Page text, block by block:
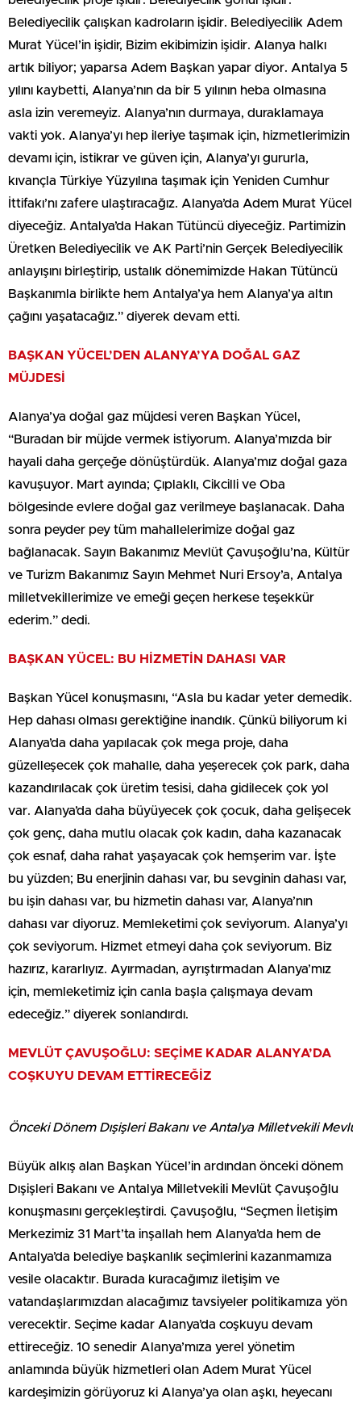
Belediyecilik çalışkan kadroların işidir. Belediyecilik Adem
Murat Yücel’in işidir, Bizim ekibimizin işidir. Alanya halkı
artık biliyor; yaparsa Adem Başkan yapar diyor. Antalya 5
yılını kaybetti, Alanya’nın da bir 5 yılının heba olmasına
asla izin veremeyiz. Alanya’nın durmaya, duraklamaya
vakti yok. Alanya’yı hep ileriye taşımak için, hizmetlerimizin
devamı için, istikrar ve güven için, Alanya’yı gururla,
kıvançla Türkiye Yüzyılına taşımak için Yeniden Cumhur
İttifakı’nı zafere ulaştıracağız. Alanya’da Adem Murat Yücel
diyeceğiz. Antalya’da Hakan Tütüncü diyeceğiz. Partimizin
Üretken Belediyecilik ve AK Parti’nin Gerçek Belediyecilik
anlayışını birleştirip, ustalık dönemimizde Hakan Tütüncü
Başkanımla birlikte hem Antalya’ya hem Alanya’ya altın
çağını yaşatacağız.” diyerek devam etti.
BAŞKAN YÜCEL’DEN ALANYA’YA DOĞAL GAZ
MÜJDESİ
Alanya’ya doğal gaz müjdesi veren Başkan Yücel,
“Buradan bir müjde vermek istiyorum. Alanya’mızda bir
hayali daha gerçeğe dönüştürdük. Alanya’mız doğal gaza
kavuşuyor. Mart ayında; Çıplaklı, Cikcilli ve Oba
bölgesinde evlere doğal gaz verilmeye başlanacak. Daha
sonra peyder pey tüm mahallelerimize doğal gaz
bağlanacak. Sayın Bakanımız Mevlüt Çavuşoğlu’na, Kültür
ve Turizm Bakanımız Sayın Mehmet Nuri Ersoy’a, Antalya
milletvekillerimize ve emeği geçen herkese teşekkür
ederim.” dedi.
BAŞKAN YÜCEL: BU HİZMETİN DAHASI VAR
Başkan Yücel konuşmasını, “Asla bu kadar yeter demedik.
Hep dahası olması gerektiğine inandık. Çünkü biliyorum ki
Alanya’da daha yapılacak çok mega proje, daha
güzelleşecek çok mahalle, daha yeşerecek çok park, daha
kazandırılacak çok üretim tesisi, daha gidilecek çok yol
var. Alanya’da daha büyüyecek çok çocuk, daha gelişecek
çok genç, daha mutlu olacak çok kadın, daha kazanacak
çok esnaf, daha rahat yaşayacak çok hemşerim var. İşte
bu yüzden; Bu enerjinin dahası var, bu sevginin dahası var,
bu işin dahası var, bu hizmetin dahası var, Alanya’nın
dahası var diyoruz. Memleketimi çok seviyorum. Alanya’yı
çok seviyorum. Hizmet etmeyi daha çok seviyorum. Biz
hazırız, kararlıyız. Ayırmadan, ayrıştırmadan Alanya’mız
için, memleketimiz için canla başla çalışmaya devam
edeceğiz.” diyerek sonlandırdı.
MEVLÜT ÇAVUŞOĞLU: SEÇİME KADAR ALANYA’DA
COŞKUYU DEVAM ETTİRECEĞİZ
Önceki Dönem Dışişleri Bakanı ve Antalya Milletvekili
Büyük alkış alan Başkan Yücel’in ardından önceki dönem
Dışişleri Bakanı ve Antalya Milletvekili Mevlüt Çavuşoğlu
konuşmasını gerçekleştirdi. Çavuşoğlu, “Seçmen İletişim
Merkezimiz 31 Mart’ta inşallah hem Alanya’da hem de
Antalya’da belediye başkanlık seçimlerini kazanmamıza
vesile olacaktır. Burada kuracağımız iletişim ve
vatandaşlarımızdan alacağımız tavsiyeler politikamıza yön
verecektir. Seçime kadar Alanya’da coşkuyu devam
ettireceğiz. 10 senedir Alanya’mıza yerel yönetim
anlamında büyük hizmetleri olan Adem Murat Yücel
kardeşimizin görüyoruz ki Alanya’ya olan aşkı, heyecanı